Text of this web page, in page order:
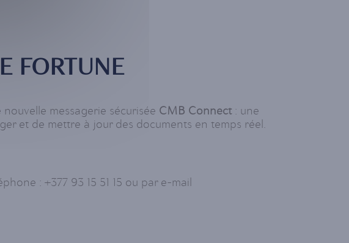
FORTUNE
messagerie sécurisée CMB Connect: une
et de mettre à jour des documents en temps réel.
: +377 93 15 51 15 ou par e-mail